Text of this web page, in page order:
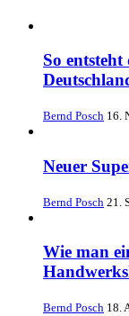
So
Bernd Posch 16.
Neuer
Bernd Posch 21.
Wie man
Bernd Posch 18.